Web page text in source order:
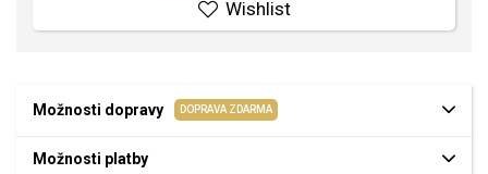
Wishlist
Možnosti dopravy DOPRAVA ZDARMA
Možnosti platby